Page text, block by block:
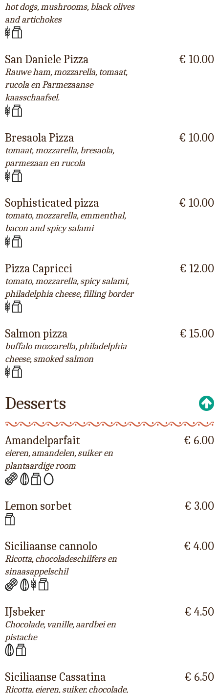
hot dogs, mushrooms, black olives
and artichokes
San Daniele Pizza
Rauwe ham, mozzarella, tomaat,
rucola en Parmezaanse
kaasschaafsel.
€ 10.00
Bresaola Pizza
tomaat, mozzarella, bresaola,
parmezaan en rucola
€ 10.00
Sophisticated pizza
tomato, mozzarella, emmenthal,
bacon and spicy salami
€ 10.00
Pizza Capricci
tomato, mozzarella, spicy salami,
philadelphia cheese, filling border
€ 12.00
Salmon pizza
buffalo mozzarella, philadelphia
cheese, smoked salmon
€ 15.00
Desserts
Amandelparfait
eieren, amandelen, suiker en
plantaardige room
€ 6.00
Lemon sorbet € 3.00
Siciliaanse cannolo
Ricotta, chocoladeschilfers en
sinaasappelschil
€ 4.00
IJsbeker
Chocolade, vanille, aardbei en
pistache
€ 4.50
Siciliaanse Cassatina
Ricotta, eieren, suiker, chocolade,
€ 6.50